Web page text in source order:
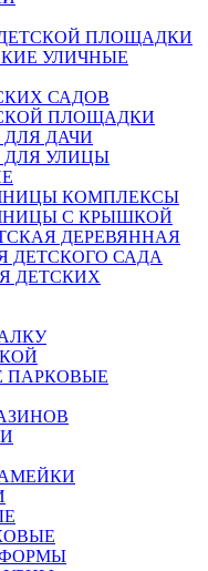
ПЛОЩАДКИ
УЛИЧНЫЕ
САДОВ
ПЛОЩАДКИ
ДЛЯ ДАЧИ
ДЛЯ УЛИЦЫ
КОМПЛЕКСЫ
С КРЫШКОЙ
ДЕРЕВЯННАЯ
ДЕТСКОГО САДА
ДЕТСКИХ
ПАРКОВЫЕ